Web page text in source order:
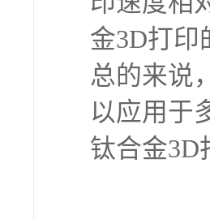
钛合金3D
计算机设
型切片成
设备将钛
子束熔化